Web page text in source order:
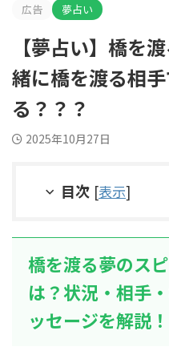
広告
夢占い
【夢占い】橋を
緒に橋を渡る相
る？？？
2025年10月27日
目次 [表示]
橋を渡る夢のス
は？状況・相手
ッセージを解説！